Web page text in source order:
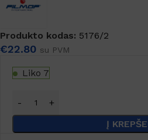
Produkto kodas: 5176/2
€22.80 su PVM
Liko 7
Į